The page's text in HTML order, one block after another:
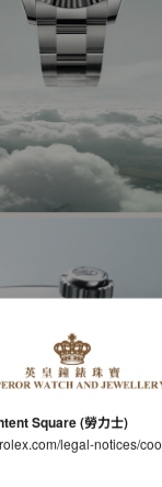
Square (勞力士)
legal-notices/